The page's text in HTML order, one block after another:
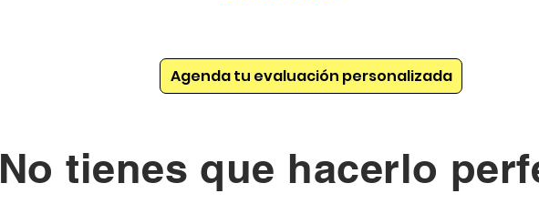
Agenda tu evaluación personalizada
No tienes que hacerlo